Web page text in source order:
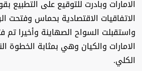
الامارات وبادرت للتوقيع على التطبيع
الاتفاقيات الاقتصادية بحماس وفتحت
واستقبلت السواح الصهاينة وأخيرا تم
الامارات والكيان وهي بمثابة الخطوة
الكلي.